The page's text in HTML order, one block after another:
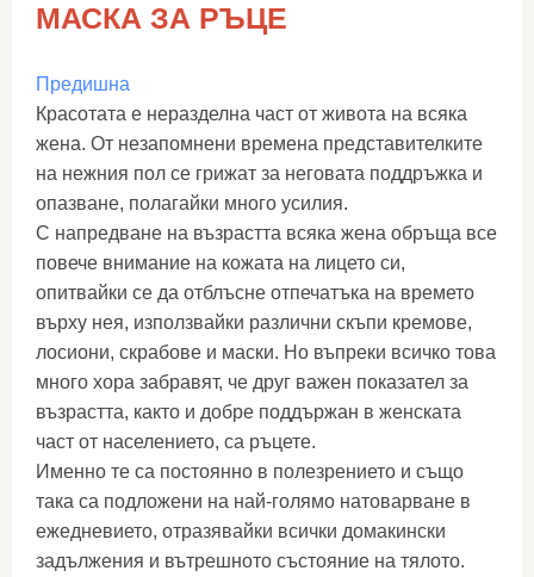
МАСКА ЗА РЪЦЕ
Предишна
Красотата е неразделна част от живота на всяка
жена. От незапомнени времена представителките
на нежния пол се грижат за неговата поддръжка и
опазване, полагайки много усилия.
С напредване на възрастта всяка жена обръща все
повече внимание на кожата на лицето си,
опитвайки се да отблъсне отпечатъка на времето
върху нея, използвайки различни скъпи кремове,
лосиони, скрабове и маски. Но въпреки всичко това
много хора забравят, че друг важен показател за
възрастта, както и добре поддържан в женската
част от населението, са ръцете.
Именно те са постоянно в полезрението и също
така са подложени на най-голямо натоварване в
ежедневието, отразявайки всички домакински
задължения и вътрешното състояние на тялото.